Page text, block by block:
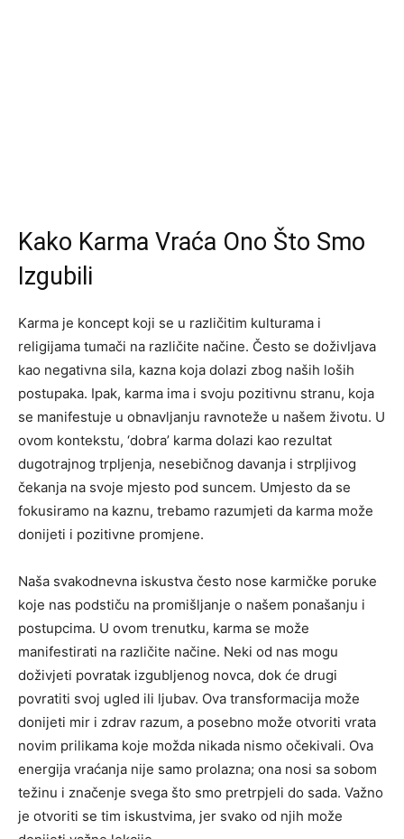
Kako Karma Vraća Ono Što Smo
Izgubili
Karma je koncept koji se u različitim kulturama i
religijama tumači na različite načine. Često se doživljava
kao negativna sila, kazna koja dolazi zbog naših loših
postupaka. Ipak, karma ima i svoju pozitivnu stranu, koja
se manifestuje u obnavljanju ravnoteže u našem životu. U
ovom kontekstu, ‘dobra’ karma dolazi kao rezultat
dugotrajnog trpljenja, nesebičnog davanja i strpljivog
čekanja na svoje mjesto pod suncem. Umjesto da se
fokusiramo na kaznu, trebamo razumjeti da karma može
donijeti i pozitivne promjene.
Naša svakodnevna iskustva često nose karmičke poruke
koje nas podstiču na promišljanje o našem ponašanju i
postupcima. U ovom trenutku, karma se može
manifestirati na različite načine. Neki od nas mogu
doživjeti povratak izgubljenog novca, dok će drugi
povratiti svoj ugled ili ljubav. Ova transformacija može
donijeti mir i zdrav razum, a posebno može otvoriti vrata
novim prilikama koje možda nikada nismo očekivali. Ova
energija vraćanja nije samo prolazna; ona nosi sa sobom
težinu i značenje svega što smo pretrpjeli do sada. Važno
je otvoriti se tim iskustvima, jer svako od njih može